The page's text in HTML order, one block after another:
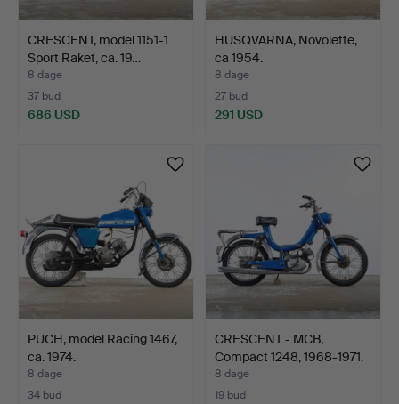
CRESCENT, model 1151-1
Sport Raket, ca. 19…
8 dage
37 bud
686 USD
HUSQVARNA, Novolette,
ca 1954.
8 dage
27 bud
291 USD
PUCH, model Racing 1467,
ca. 1974.
8 dage
34 bud
CRESCENT - MCB,
Compact 1248, 1968-1971.
8 dage
19 bud